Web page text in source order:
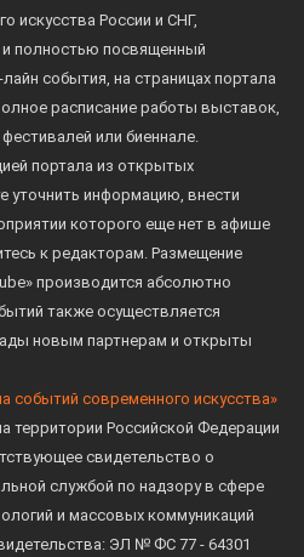
искусства России и СНГ,
полностью посвященный
события, на страницах портала
расписание работы выставок,
или биеннале.
портала из открытых
уточнить информацию, внести
которого еще нет в афише
к редакторам. Размещение
производится абсолютно
также осуществляется
новым партнерам и открыты
событий современного искусства»
территории Российской Федерации
свидетельство о
службой по надзору в сфере
и массовых коммуникаций
ЭЛ № ФС 77 - 64301